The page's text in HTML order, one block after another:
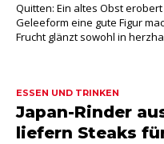
Quitten: Ein altes Obst
Geleeform eine gute Figur
Frucht glänzt sowohl in
ESSEN UND TRINKEN
Japan-Rinder
liefern Steaks